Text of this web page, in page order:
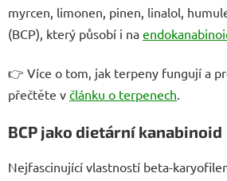
myrcen, limonen, pinen, linalol,
(BCP), který působí i na
👉 Více o tom, jak terpeny fungují a
přečtěte v článku o terpenech.
BCP jako dietární kanabinoid
Nejfascinující vlastností beta-